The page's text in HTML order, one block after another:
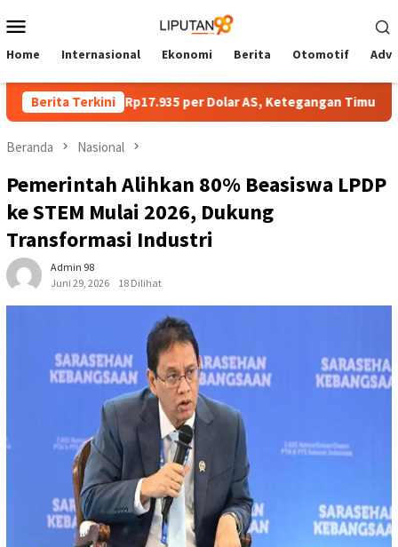
ke
Mobile
Home Internasional Ekonomi Berita Otomotif
Berita Terkini
ke Rp17.935 per Dolar AS, Ketegangan Timur Tengah
Beranda Nasional
Pemerintah Alihkan 80% Beasiswa LPDP
ke STEM Mulai 2026, Dukung
Transformasi Industri
Admin 98
Juni 29, 2026
18 Dilihat